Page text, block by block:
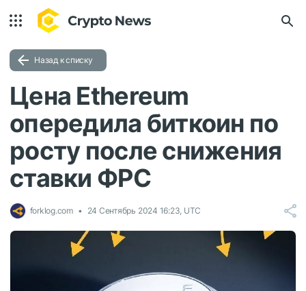
Назад к списку
Цена Ethereum
опередила биткоин по
росту после снижения
ставки ФРС
forklog.com 24 Сентябрь 2024 16:23, UTC